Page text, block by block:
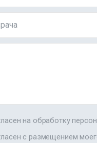
на обработку
с размещением